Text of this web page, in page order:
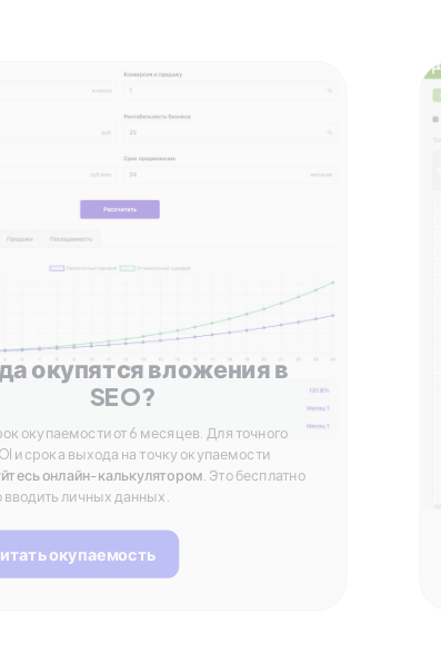
окупятся вложения в
SEO?
окупаемости от 6 месяцев. Для точного
и срока выхода на точку окупаемости
онлайн-калькулятором . Это бесплатно
вводить личных данных.
окупаемость